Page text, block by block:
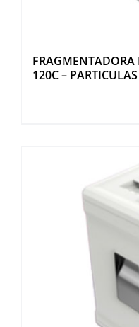
FRAGMENTADORA
120C –